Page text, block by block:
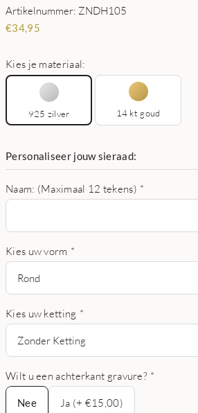
Artikelnummer: ZNDH105
€34,95
Kies je materiaal:
925 zilver 14 kt goud
Personaliseer jouw sieraad:
Naam: (Maximaal 12 tekens) *
Kies uw vorm *
Rond
Kies uw ketting *
Zonder Ketting
Wilt u een achterkant gravure? *
Nee
Nee
Ja (+ €15,00)